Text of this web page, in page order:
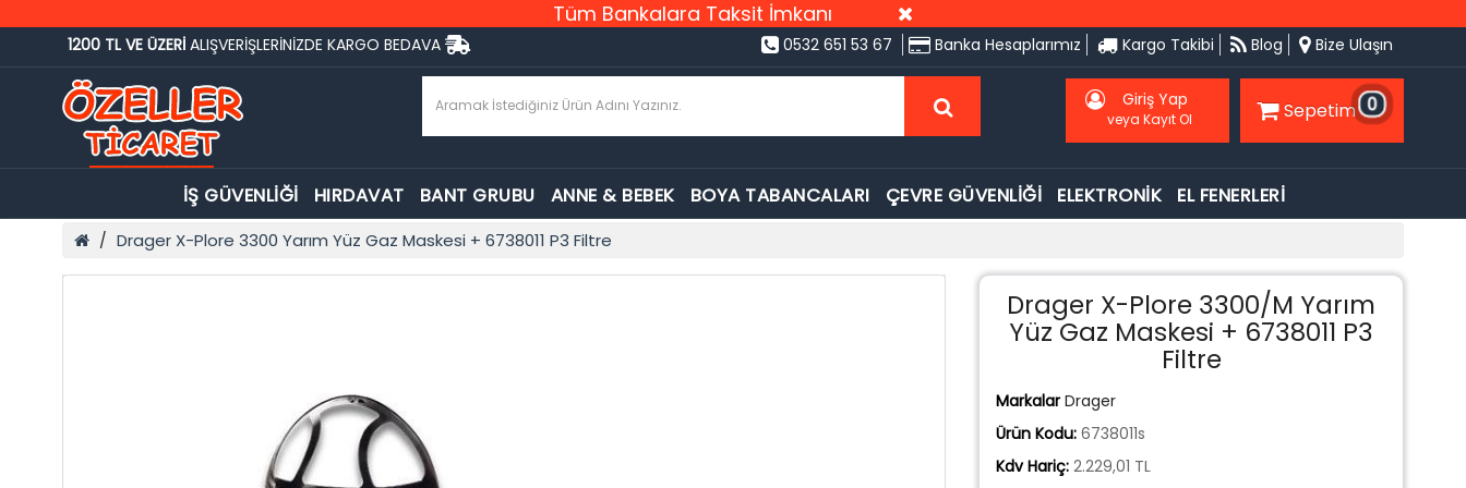
Tüm Bankalara Taksit İmkanı
1200 TL VE ÜZERİ ALIŞVERİŞLERİNİZDE KARGO BEDAVA 0532 651 53 67 Banka Hesaplarımız Kargo Takibi Blog Bize Ulaşın
Giriş Yap
veya Kayıt Ol Sepetim 0
İŞ GÜVENLİĞİ HIRDAVAT BANT GRUBU ANNE & BEBEK BOYA TABANCALARI ÇEVRE GÜVENLİĞİ ELEKTRONİK EL FENERLERİ
Drager X-Plore 3300 Yarım Yüz Gaz Maskesi + 6738011 P3 Filtre
Drager X-Plore 3300/M Yarım
Yüz Gaz Maskesi + 6738011 P3
Filtre
Markalar Drager
Ürün Kodu: 6738011s
Kdv Hariç: 2.229,01 TL